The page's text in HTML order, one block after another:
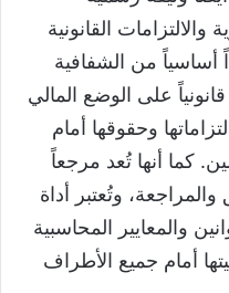
القانونية
أساسياً من الشفافية
على الوضع المالي
وحقوقها أمام
كما أنها تُعد مرجعاً
وتُعتبر أداة
والمعايير المحاسبية
أمام جميع الأطراف